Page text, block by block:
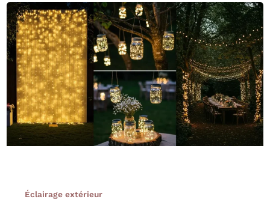
Éclairage extérieur